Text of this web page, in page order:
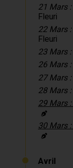
21 Mars :
Fleuri
22 Mars :
Fleuri
23 Mars :
26 Mars :
27 Mars :
28 Mars :
29 Mars :
30 Mars :
Avril